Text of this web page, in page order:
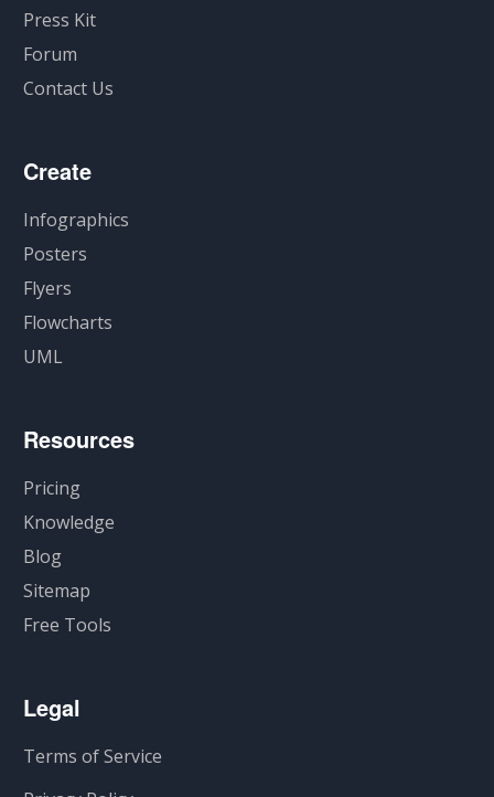
Press Kit
Forum
Contact Us
Create
Infographics
Posters
Flyers
Flowcharts
UML
Resources
Pricing
Knowledge
Blog
Sitemap
Free Tools
Legal
Terms of Service